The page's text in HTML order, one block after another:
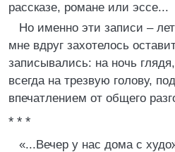
рассказе, романе или эссе...
Но именно эти записи –
мне вдруг захотелось
записывались: на ночь
всегда на трезвую голову,
впечатлением от общего
* * *
«...Вечер у нас дома с